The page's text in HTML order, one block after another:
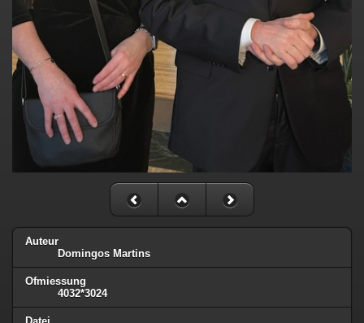
Auteur
Domingos Martins
Ofmiessung
4032*3024